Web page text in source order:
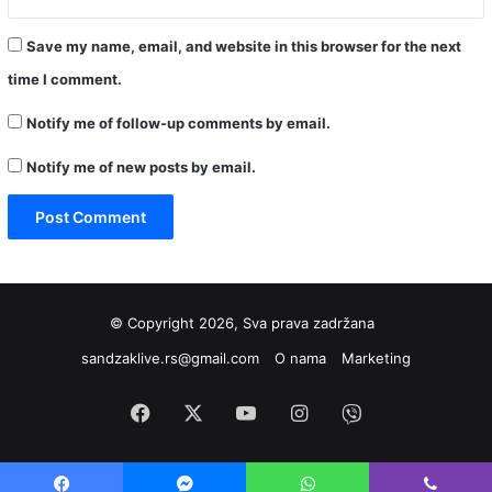
Save my name, email, and website in this browser for the next
time I comment.
Notify me of follow-up comments by email.
Notify me of new posts by email.
© Copyright 2026, Sva prava zadržana
sandzaklive.rs@gmail.com
O nama Marketing
Facebook YouTubeInstagram
Viber